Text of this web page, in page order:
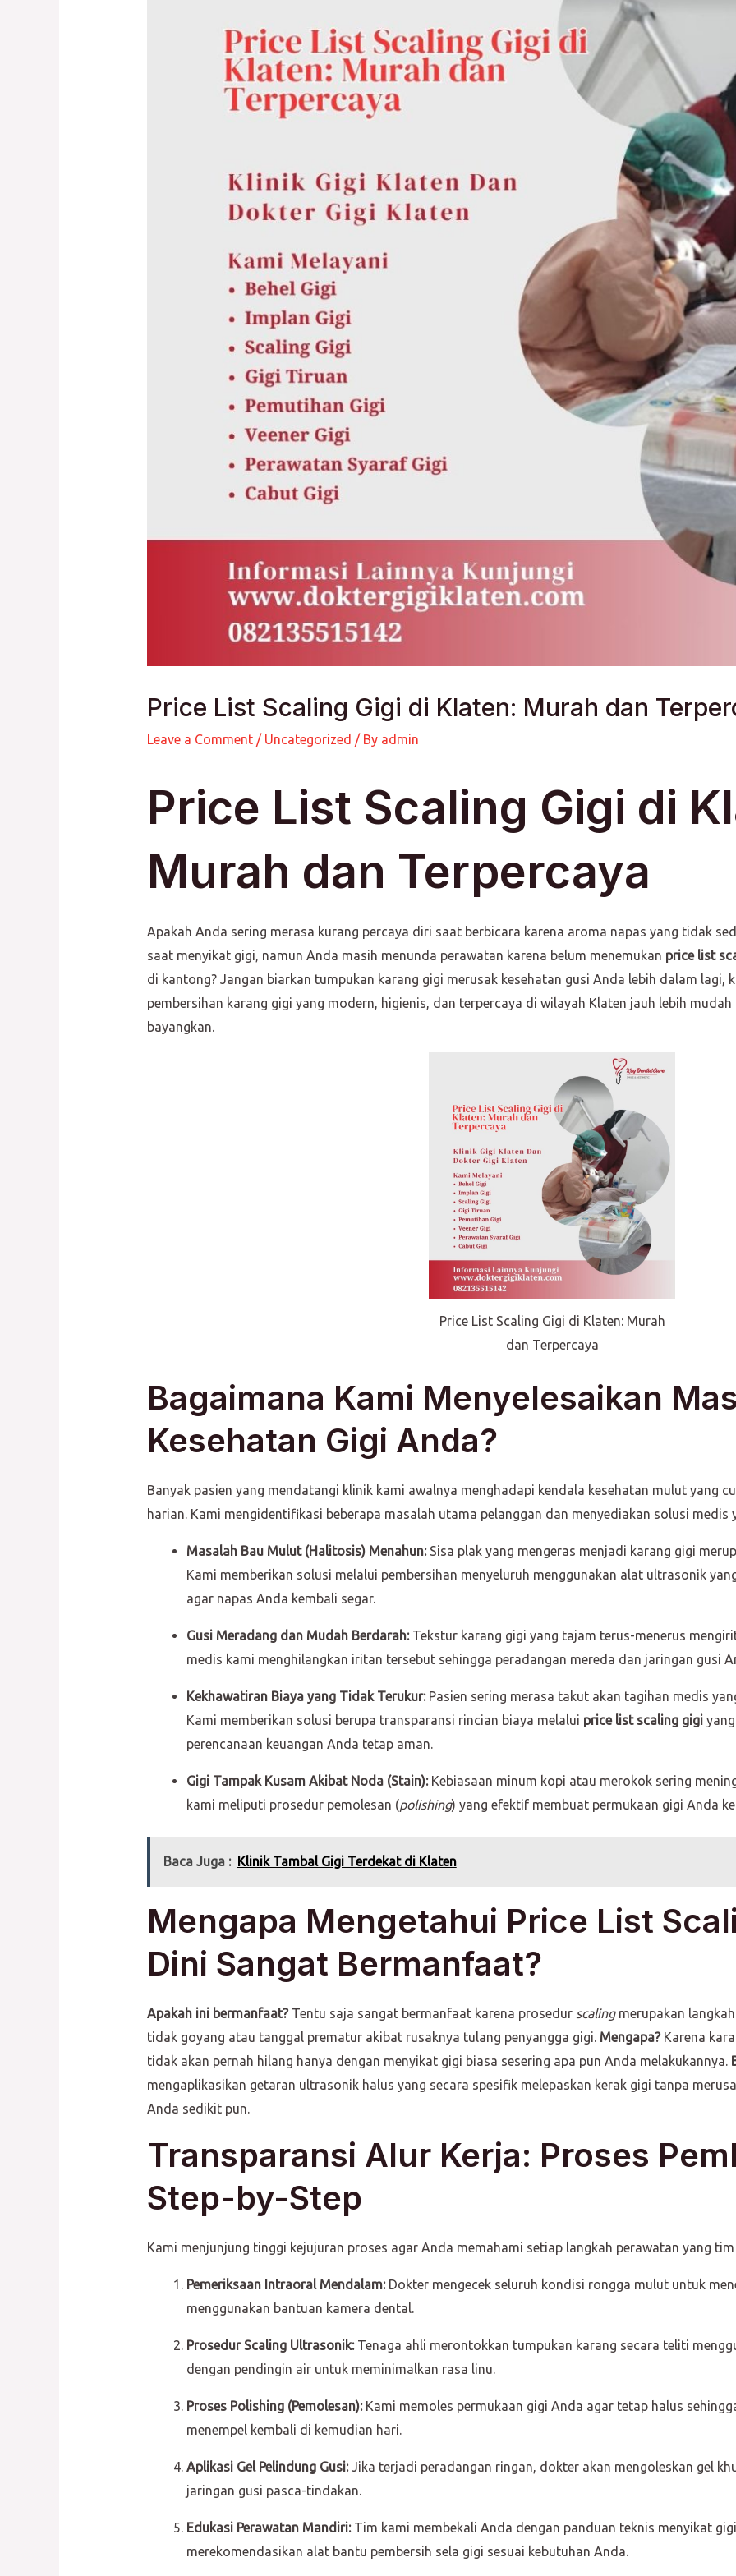
Price List Scaling Gigi di Klaten: Murah dan
Leave a Comment / Uncategorized / By admin
Price List Scaling Gigi di
Murah dan Terpercaya
Apakah Anda sering merasa kurang percaya diri saat berbicara karena aroma napas yang tidak
saat menyikat gigi, namun Anda masih menunda perawatan karena belum menemukan price list
di kantong? Jangan biarkan tumpukan karang gigi merusak kesehatan gusi Anda lebih dalam lagi,
pembersihan karang gigi yang modern, higienis, dan terpercaya di wilayah Klaten jauh lebih
bayangkan.
Price List Scaling Gigi di Klaten: Murah
dan Terpercaya
Bagaimana Kami Menyelesaikan
Kesehatan Gigi Anda?
Banyak pasien yang mendatangi klinik kami awalnya menghadapi kendala kesehatan mulut yang
harian. Kami mengidentifikasi beberapa masalah utama pelanggan dan menyediakan solusi medis
Masalah Bau Mulut (Halitosis) Menahun:Sisa plak yang mengeras menjadi karang gigi
Kami memberikan solusi melalui pembersihan menyeluruh menggunakan alat ultrasonik
agar napas Anda kembali segar.
Gusi Meradang dan Mudah Berdarah:Tekstur karang gigi yang tajam terus-menerus
medis kami menghilangkan iritan tersebut sehingga peradangan mereda dan jaringan gusi
Kekhawatiran Biaya yang Tidak Terukur:Pasien sering merasa takut akan tagihan medis
Kami memberikan solusi berupa transparansi rincian biaya melalui price list scaling gigiyang
perencanaan keuangan Anda tetap aman.
Gigi Tampak Kusam Akibat Noda (Stain):Kebiasaan minum kopi atau merokok sering
kami meliputi prosedur pemolesan (polishing) yang efektif membuat permukaan gigi Anda
Baca Juga : Klinik Tambal Gigi Terdekat di Klaten
Mengapa Mengetahui Price List
Dini Sangat Bermanfaat?
Apakah ini bermanfaat?Tentu saja sangat bermanfaat karena prosedur scalingmerupakan
tidak goyang atau tanggal prematur akibat rusaknya tulang penyangga gigi. Mengapa?Karena
tidak akan pernah hilang hanya dengan menyikat gigi biasa sesering apa pun Anda melakukannya.
mengaplikasikan getaran ultrasonik halus yang secara spesifik melepaskan kerak gigi tanpa
Anda sedikit pun.
Transparansi Alur Kerja: Proses
Step-by-Step
Kami menjunjung tinggi kejujuran proses agar Anda memahami setiap langkah perawatan yang
Pemeriksaan Intraoral Mendalam:Dokter mengecek seluruh kondisi rongga mulut untuk
menggunakan bantuan kamera dental.
Prosedur Scaling Ultrasonik:Tenaga ahli merontokkan tumpukan karang secara teliti
dengan pendingin air untuk meminimalkan rasa linu.
Proses Polishing (Pemolesan):Kami memoles permukaan gigi Anda agar tetap halus
menempel kembali di kemudian hari.
Aplikasi Gel Pelindung Gusi:Jika terjadi peradangan ringan, dokter akan mengoleskan gel
jaringan gusi pasca-tindakan.
Edukasi Perawatan Mandiri:Tim kami membekali Anda dengan panduan teknis menyikat
merekomendasikan alat bantu pembersih sela gigi sesuai kebutuhan Anda.